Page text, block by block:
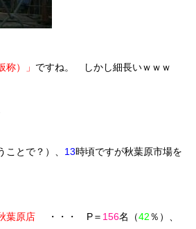
称）」 ですね。 しかし細長いｗｗｗ
ことで？）、 13時頃ですが秋葉原市場を
葉原店 ・・・ P＝ 156名（42％）、